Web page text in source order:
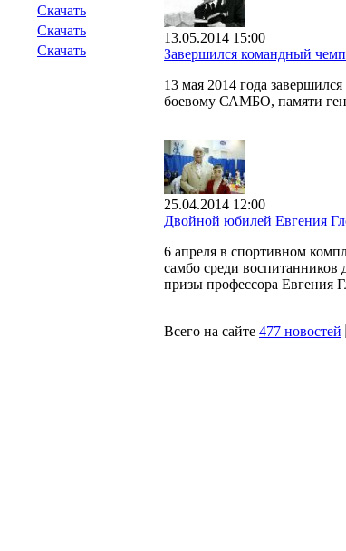
Скачать
Скачать
Скачать
13.05.2014 15:00
Завершился командный
13 мая 2014 года
боевому САМБО, памяти
25.04.2014 12:00
Двойной юбилей Евгения
6 апреля в спортивном
самбо среди воспитанников
призы профессора Евгения
Всего на сайте 477 новостей